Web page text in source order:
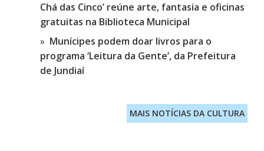
Chá das Cinco’ reúne arte, fantasia e oficinas
gratuitas na Biblioteca Municipal
Munícipes podem doar livros para o
programa ‘Leitura da Gente’, da Prefeitura
de Jundiaí
MAIS NOTÍCIAS DA CULTURA